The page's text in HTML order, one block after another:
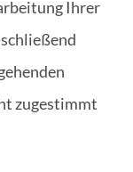
Ihrer
zugestimmt